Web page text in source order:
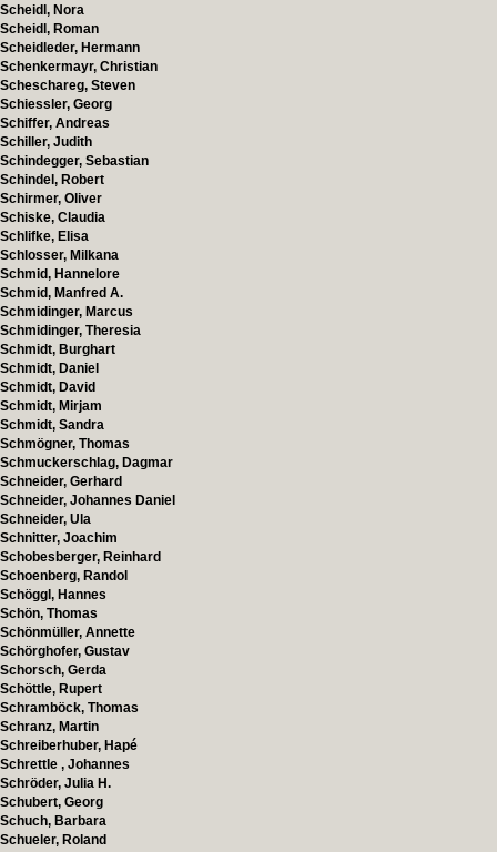
Scheidl, Nora
Scheidl, Roman
Scheidleder, Hermann
Schenkermayr, Christian
Scheschareg, Steven
Schiessler, Georg
Schiffer, Andreas
Schiller, Judith
Schindegger, Sebastian
Schindel, Robert
Schirmer, Oliver
Schiske, Claudia
Schlifke, Elisa
Schlosser, Milkana
Schmid, Hannelore
Schmid, Manfred A.
Schmidinger, Marcus
Schmidinger, Theresia
Schmidt, Burghart
Schmidt, Daniel
Schmidt, David
Schmidt, Mirjam
Schmidt, Sandra
Schmögner, Thomas
Schmuckerschlag, Dagmar
Schneider, Gerhard
Schneider, Johannes Daniel
Schneider, Ula
Schnitter, Joachim
Schobesberger, Reinhard
Schoenberg, Randol
Schöggl, Hannes
Schön, Thomas
Schönmüller, Annette
Schörghofer, Gustav
Schorsch, Gerda
Schöttle, Rupert
Schramböck, Thomas
Schranz, Martin
Schreiberhuber, Hapé
Schrettle , Johannes
Schröder, Julia H.
Schubert, Georg
Schuch, Barbara
Schueler, Roland